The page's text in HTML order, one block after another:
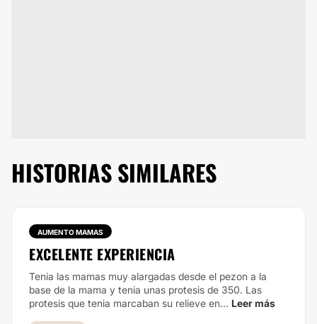
HISTORIAS SIMILARES
AUMENTO MAMAS
EXCELENTE EXPERIENCIA
Tenia las mamas muy alargadas desde el pezon a la
base de la mama y tenia unas protesis de 350. Las
protesis que tenia marcaban su relieve en... Leer más